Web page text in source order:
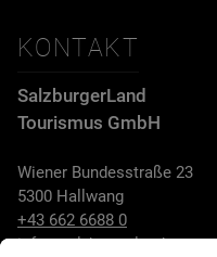
KONTAKT
SalzburgerLand
Tourismus GmbH
Wiener Bundesstraße 23
5300 Hallwang
+43 662 6688 0
info@salzburgerland.com